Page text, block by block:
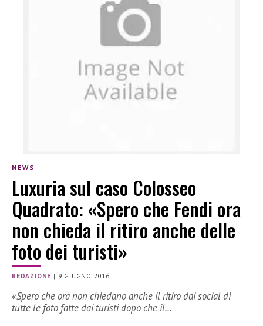
NEWS
Luxuria sul caso Colosseo
Quadrato: «Spero che Fendi ora
non chieda il ritiro anche delle
foto dei turisti»
REDAZIONE | 9 GIUGNO 2016
«Spero che ora non chiedano anche il ritiro dai social di
tutte le foto fatte dai turisti dopo che il…